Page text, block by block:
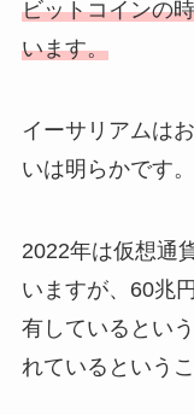
ビットコインの
います。
イーサリアムは
いは明らかです。
2022年は仮想通
いますが、60兆
有しているとい
れているという